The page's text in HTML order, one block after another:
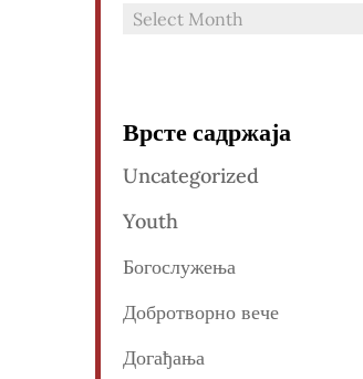
Архива
Врсте садржаја
Uncategorized
Youth
Богослужења
Добротворно вече
Догађања